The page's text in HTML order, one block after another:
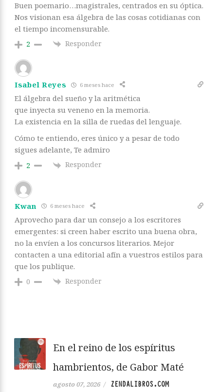
Buen poemario…magistrales, centrados en su óptica.
Nos visionan esa álgebra de las cosas cotidianas con
el tiempo incomensurable.
2 Responder
Isabel Reyes 6 meses hace
El álgebra del sueño y la aritmética
que inyecta su veneno en la memoria.
La existencia en la silla de ruedas del lenguaje.
Cómo te entiendo, eres único y a pesar de todo
sigues adelante, Te admiro
2 Responder
Kwan 6 meses hace
Aprovecho para dar un consejo a los escritores
emergentes: si creen haber escrito una buena obra,
no la envíen a los concursos literarios. Mejor
contacten a una editorial afín a vuestros estilos para
que los publique.
0 Responder
En el reino de los espíritus
hambrientos, de Gabor Maté
agosto 07, 2026 / ZENDALIBROS.COM